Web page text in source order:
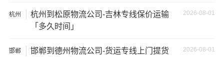
户的需求做出不懈的努力，您的满意就是我们前进的动力!
# 怒江州物流
# 邯郸专线
# 邯郸货运
杭州 2026-08-01
杭州到松原物流公司-吉林专线保价运输
「多久时间」
邯郸 2026-08-01
邯郸到德州物流公司-货运专线上门提货